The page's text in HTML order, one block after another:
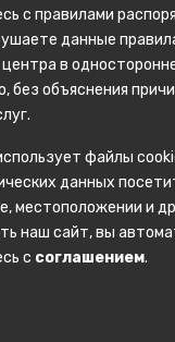
с правилами
данные
в
без объяснения
файлы
данных
местоположении и
наш сайт, вы
с соглашением.